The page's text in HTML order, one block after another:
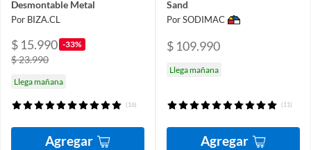
Desmontable Metal
Por BIZA.CL
$ 15.990 -33%
$ 23.990
Llega mañana
(16)
Agregar
Sand
Por SODIMAC
$ 109.990
Llega mañana
(11)
Agregar